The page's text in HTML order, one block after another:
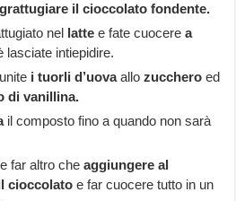
grattugiare il cioccolato fondente.
nel latte e fate cuocere a
lasciate intiepidire.
i tuorli d’uovaallozucchero ed
di vanillina.
il composto fino a quando non sarà
far altro cheaggiungere al
cioccolato e far cuocere tutto in un